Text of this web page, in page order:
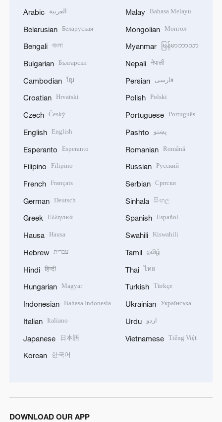
Arabic العربية
Belarusian Беларуская
Bengali বাংলা
Bulgarian Български
Cambodian ខ្មែរ
Croatian Hrvatski
Czech Český
English English
Esperanto Esperanto
Filipino Filipino
French Français
German Deutsch
Greek Ελληνικά
Hausa Hausa
Hebrew עברית
Hindi हिन्दी
Hungarian Magyar
Indonesian Bahasa Indonesia
Italian Italiano
Japanese 日本語
Korean 한국어
Malay Bahasa Melayu
Mongolian Монгол
Myanmar မြန်မာဘာသာ
Nepali नेपाली
Persian فارسی
Polish Polski
Portuguese Português
Pashto پښتو
Romanian Română
Russian Русский
Serbian Српски
Sinhala සිංහල
Spanish Español
Swahili Kiswahili
Tamil தமிழ்
Thai ไทย
Turkish Türkçe
Ukrainian Українська
Urdu اردو
Vietnamese Tiếng Việt
DOWNLOAD OUR APP